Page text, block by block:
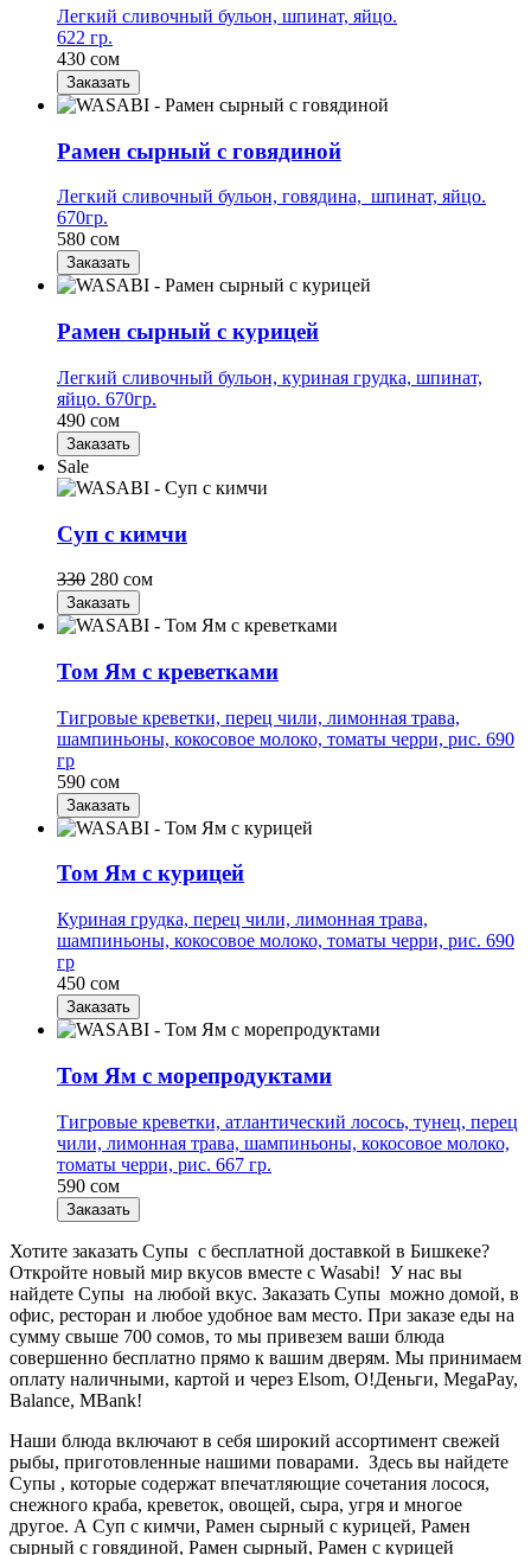
Легкий сливочный бульон, шпинат, яйцо.
622 гр.
430 сом
Заказать
Рамен сырный с говядиной
Легкий сливочный бульон, говядина, шпинат, яйцо.
670гр.
580 сом
Заказать
Рамен сырный с курицей
Легкий сливочный бульон, куриная грудка, шпинат,
яйцо. 670гр.
490 сом
Заказать
Sale
Суп с кимчи
330 280 сом
Заказать
Том Ям с креветками
Тигровые креветки, перец чили, лимонная трава,
шампиньоны, кокосовое молоко, томаты черри, рис. 690
гр
590 сом
Заказать
Том Ям с курицей
Куриная грудка, перец чили, лимонная трава,
шампиньоны, кокосовое молоко, томаты черри, рис. 690
гр
450 сом
Заказать
Том Ям с морепродуктами
Тигровые креветки, атлантический лосось, тунец, перец
чили, лимонная трава, шампиньоны, кокосовое молоко,
томаты черри, рис. 667 гр.
590 сом
Заказать
Хотите заказать Супы с бесплатной доставкой в Бишкеке?
Откройте новый мир вкусов вместе с Wasabi! У нас вы
найдете Супы на любой вкус. Заказать Супы можно домой, в
офис, ресторан и любое удобное вам место. При заказе еды на
сумму свыше 700 сомов, то мы привезем ваши блюда
совершенно бесплатно прямо к вашим дверям. Мы принимаем
оплату наличными, картой и через Elsom, О!Деньги, MegaPay,
Balance, MBank!
Наши блюда включают в себя широкий ассортимент свежей
рыбы, приготовленные нашими поварами. Здесь вы найдете
Супы , которые содержат впечатляющие сочетания лосося,
снежного краба, креветок, овощей, сыра, угря и многое
другое. А Суп с кимчи, Рамен сырный с курицей, Рамен
сырный с говядиной, Рамен сырный, Рамен с курицей